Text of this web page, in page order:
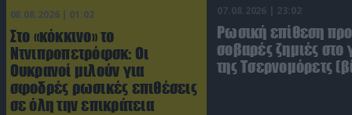
08.08.2026 | 01:02
Στο «κόκκινο» το
Ντνιπροπετρόφσκ: Οι
Ουκρανοί μιλούν για
σφοδρές ρωσικές επιθέσεις
σε όλη την επικράτεια
07.08.2026 | 23:02
Ρωσική επίθεση
σοβαρές ζημιές στο
της Τσερνομόρετς